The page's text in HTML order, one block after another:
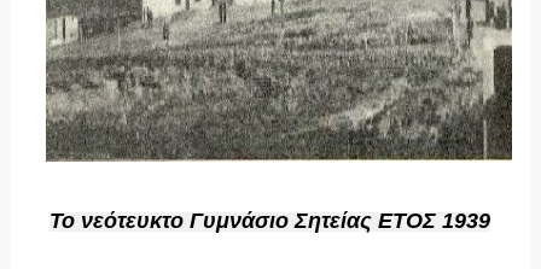
Το νεότευκτο Γυμνάσιο Σητείας ΕΤΟΣ 1939